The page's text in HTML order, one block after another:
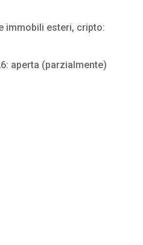
immobili esteri, cripto:
aperta (parzialmente)